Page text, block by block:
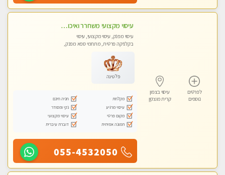
לפרטים
נוספים
עיסוי בצפון
קרית מוצקין
עיסוי מקצועי משחרר ואיכותי והכי טוב בעיר - מרגיע ומפנק
עיסוי מפנק, עיסוי מקצועי, עיסוי
בקלניקה פרטית, מתחמי ספא מפנק,
פלטינה
מקלחת
חניה חינם
עיסוי מרגיע
נקי ומסודר
מקום פרטי
עיסוי מקצועי
תמונה אמיתית
דוברת עיברית
055-4532050